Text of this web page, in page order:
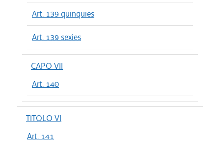
Art. 139 quinquies
Art. 139 sexies
CAPO VII
Art. 140
TITOLO VI
Art. 141